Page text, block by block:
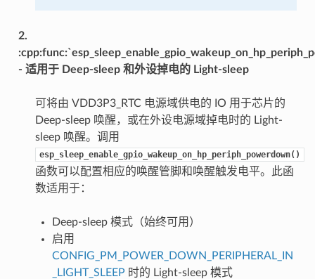
2.
- 适用于 Deep-sleep 和外设掉电的 Light-sleep
可将由 VDD3P3_RTC 电源域供电的 IO 用于芯片的
Deep-sleep 唤醒，或在外设电源域掉电时的 Light-
sleep 唤醒。调用
esp_sleep_enable_gpio_wakeup_on_hp_periph_powerdown()
函数可以配置相应的唤醒管脚和唤醒触发电平。此函
数适用于：
Deep-sleep 模式（始终可用）
启用
CONFIG_PM_POWER_DOWN_PERIPHERAL_IN
_LIGHT_SLEEP 时的 Light-sleep 模式